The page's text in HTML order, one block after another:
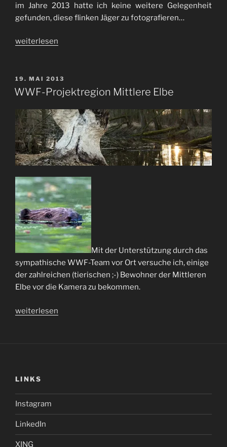
im Jahre 2013 hatte ich keine weitere Gelegenheit
gefunden, diese flinken Jäger zu fotografieren…
„Fischadler
weiterlesen
VERÖFFENTLICHT
AM
19. MAI 2013
WWF-Projektregion Mittlere Elbe
Mit der Unterstützung durch das
sympathische WWF-Team vor Ort versuche ich, einige
der zahlreichen (tierischen ;-) Bewohner der Mittleren
Elbe vor die Kamera zu bekommen.
„WWF-
weiterlesen
LINKS
Instagram
LinkedIn
XING